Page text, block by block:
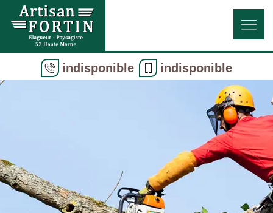
indisponible indisponible